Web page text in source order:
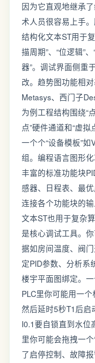
因为它直观地继承
术人员很容易上手
结构化文本ST用于
描周期”、“位逻辑”
器”。调试界面侧重
改。趋势图功能相
Metasys、西门子
为例工程结构围绕“
点”硬件通道和“虚
一个个“设备模板”
组。编程语言图形
丰富的标准功能块
感器、日程表、最
连接各个功能块的
文本ST也用于复杂
是核心调试工具。
据如房间温度、阀
定PID参数、分析系
楼宇平面图绑定。
PLC里你可能用一
然后延时5秒T1后启
I0.1要自锁直到水位
里你可能会拖拽一
了启停控制、故障